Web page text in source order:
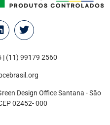
| (11) 99179 2560
Design Office Santana - São
02452- 000